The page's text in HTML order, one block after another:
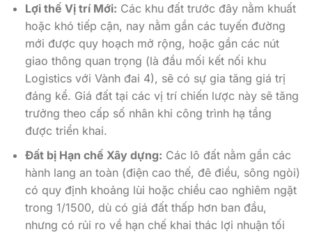
Lợi thế Vị trí Mới: Các khu đất trước đây nằm khuất
hoặc khó tiếp cận, nay nằm gần các tuyến đường
mới được quy hoạch mở rộng, hoặc gần các nút
giao thông quan trọng (là đầu mối kết nối khu
Logistics với Vành đai 4), sẽ có sự gia tăng giá trị
đáng kể. Giá đất tại các vị trí chiến lược này sẽ tăng
trưởng theo cấp số nhân khi công trình hạ tầng
được triển khai.
Đất bị Hạn chế Xây dựng: Các lô đất nằm gần các
hành lang an toàn (điện cao thế, đê điều, sông ngòi)
có quy định khoảng lùi hoặc chiều cao nghiêm ngặt
trong 1/1500, dù có giá đất thấp hơn ban đầu,
nhưng có rủi ro về hạn chế khai thác lợi nhuận tối